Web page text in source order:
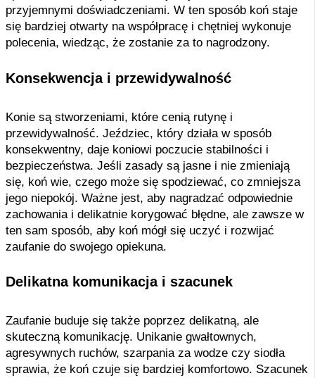
przyjemnymi doświadczeniami. W ten sposób koń staje
się bardziej otwarty na współpracę i chętniej wykonuje
polecenia, wiedząc, że zostanie za to nagrodzony.
Konsekwencja i przewidywalność
Konie są stworzeniami, które cenią rutynę i
przewidywalność. Jeździec, który działa w sposób
konsekwentny, daje koniowi poczucie stabilności i
bezpieczeństwa. Jeśli zasady są jasne i nie zmieniają
się, koń wie, czego może się spodziewać, co zmniejsza
jego niepokój. Ważne jest, aby nagradzać odpowiednie
zachowania i delikatnie korygować błędne, ale zawsze w
ten sam sposób, aby koń mógł się uczyć i rozwijać
zaufanie do swojego opiekuna.
Delikatna komunikacja i szacunek
Zaufanie buduje się także poprzez delikatną, ale
skuteczną komunikację. Unikanie gwałtownych,
agresywnych ruchów, szarpania za wodze czy siodła
sprawia, że koń czuje się bardziej komfortowo. Szacunek